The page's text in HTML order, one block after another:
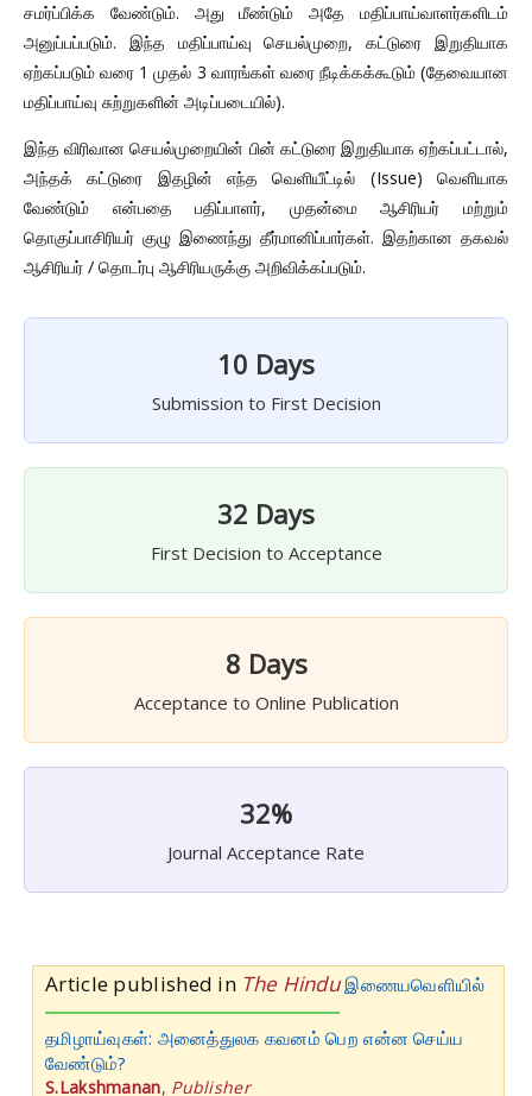
சமர்ப்பிக்க வேண்டும். அது மீண்டும் அதே மதிப்பாய்வாளர்களிடம்
அனுப்பப்படும். இந்த மதிப்பாய்வு செயல்முறை, கட்டுரை இறுதியாக
ஏற்கப்படும் வரை 1 முதல் 3 வாரங்கள் வரை நீடிக்கக்கூடும் (தேவையான
மதிப்பாய்வு சுற்றுகளின் அடிப்படையில்).
இந்த விரிவான செயல்முறையின் பின் கட்டுரை இறுதியாக ஏற்கப்பட்டால்,
அந்தக் கட்டுரை இதழின் எந்த வெளியீட்டில் (Issue) வெளியாக
வேண்டும் என்பதை பதிப்பாளர், முதன்மை ஆசிரியர் மற்றும்
தொகுப்பாசிரியர் குழு இணைந்து தீர்மானிப்பார்கள். இதற்கான தகவல்
ஆசிரியர் / தொடர்பு ஆசிரியருக்கு அறிவிக்கப்படும்.
10 Days
Submission to First Decision
32 Days
First Decision to Acceptance
8 Days
Acceptance to Online Publication
32%
Journal Acceptance Rate
Article published in The Hindu இணையவெளியில்
தமிழாய்வுகள்: அனைத்துலக கவனம் பெற என்ன செய்ய
வேண்டும்?
S.Lakshmanan, Publisher